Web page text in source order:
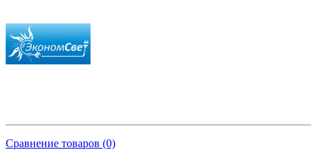
Сравнение товаров (0)